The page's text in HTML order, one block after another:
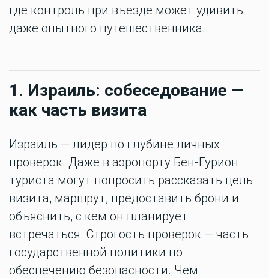
где контроль при въезде может удивить
даже опытного путешественника.
1. Израиль: собеседование —
как часть визита
Израиль — лидер по глубине личных
проверок. Даже в аэропорту Бен-Гурион
туриста могут попросить рассказать цель
визита, маршрут, предоставить брони и
объяснить, с кем он планирует
встречаться. Строгость проверок — часть
государственной политики по
обеспечению безопасности. Чем